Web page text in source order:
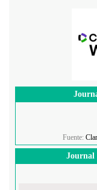
Fuente:
Journal